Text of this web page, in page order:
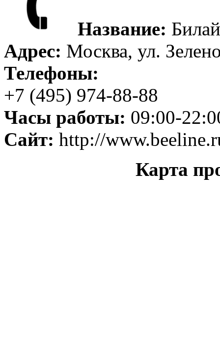
Название:
Адрес: Москва, ул.
Телефоны:
+7 (495) 974-88-88
Часы работы: 09:00-
Сайт: http://
Карта